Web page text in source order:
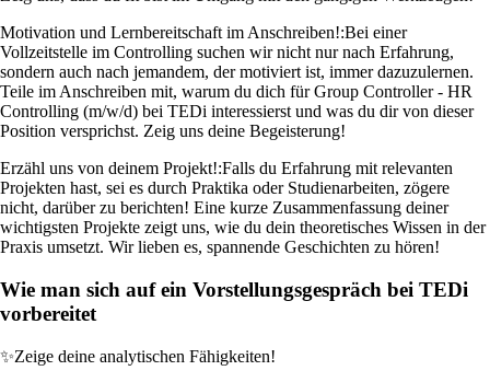
Motivation und Lernbereitschaft im Anschreiben!:Bei einer
Vollzeitstelle im Controlling suchen wir nicht nur nach Erfahrung,
sondern auch nach jemandem, der motiviert ist, immer dazuzulernen.
Teile im Anschreiben mit, warum du dich für Group Controller - HR
Controlling (m/w/d) bei TEDi interessierst und was du dir von dieser
Position versprichst. Zeig uns deine Begeisterung!
Erzähl uns von deinem Projekt!:Falls du Erfahrung mit relevanten
Projekten hast, sei es durch Praktika oder Studienarbeiten, zögere
nicht, darüber zu berichten! Eine kurze Zusammenfassung deiner
wichtigsten Projekte zeigt uns, wie du dein theoretisches Wissen in der
Praxis umsetzt. Wir lieben es, spannende Geschichten zu hören!
Wie man sich auf ein Vorstellungsgespräch bei TEDi
vorbereitet
✨Zeige deine analytischen Fähigkeiten!